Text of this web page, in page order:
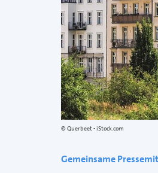
Querbeet - iStock.com
Gemeinsame